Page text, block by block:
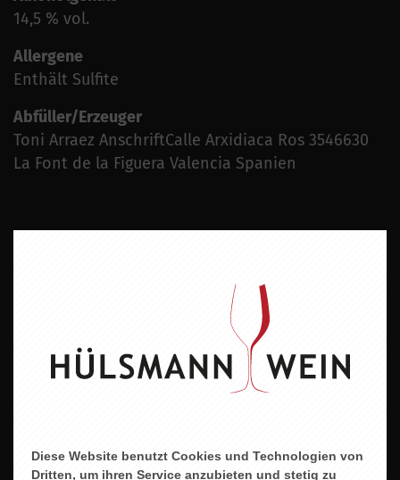
14,5 % vol.
Allergene
Enthält Sulfite
Abfüller/Erzeuger
Toni Arraez AnschriftCalle Arxidiaca Ros 3546630
La Font de la Figuera Valencia Spanien
Diese Website benutzt Cookies und Technologien von
Dritten, um ihren Service anzubieten und stetig zu